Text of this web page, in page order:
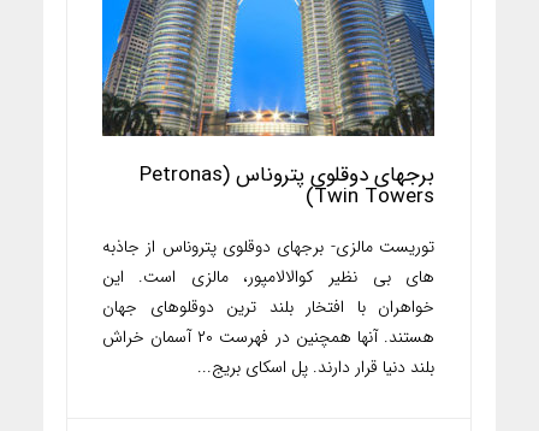
برجهای دوقلوی پتروناس (Petronas
Twin Towers)
توریست مالزی- برجهای دوقلوی پتروناس از جاذبه
های بی نظیر کوالالامپور، مالزی است. این
خواهران با افتخار بلند ترین دوقلوهای جهان
هستند. آنها همچنین در فهرست ۲۰ آسمان خراش
بلند دنیا قرار دارند. پل اسکای بریج...